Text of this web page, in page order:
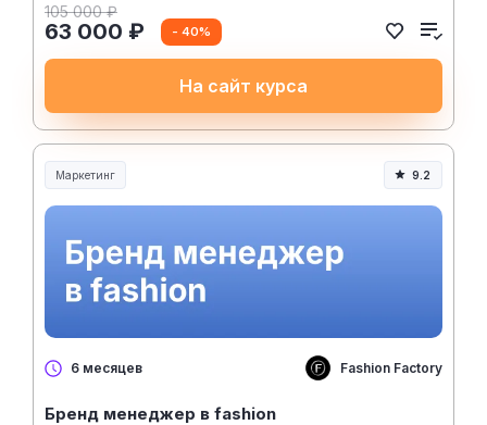
105 000 ₽
63 000 ₽ - 40%
На сайт курса
Маркетинг 9.2
6 месяцев Fashion Factory
Бренд менеджер в fashion